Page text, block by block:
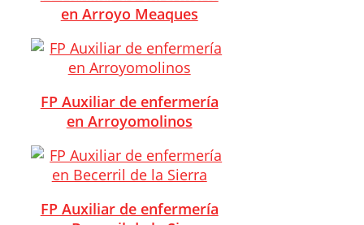
en Arroyo Meaques
FP Auxiliar de enfermería
en Arroyomolinos
FP Auxiliar de enfermería